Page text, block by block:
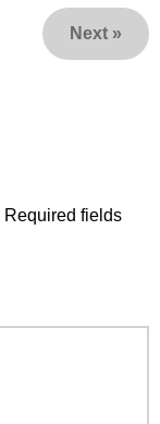
Next »
Required fields